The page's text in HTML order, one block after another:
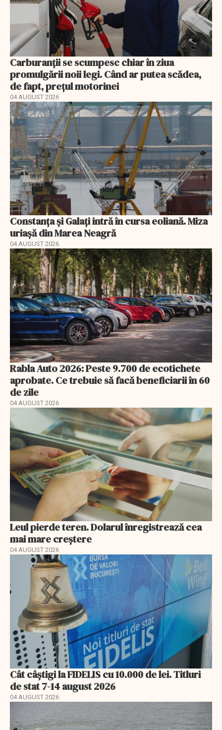
Carburanții se scumpesc chiar în ziua
promulgării noii legi. Când ar putea scădea,
de fapt, prețul motorinei
04 AUGUST 2026
Constanța și Galați intră în cursa eoliană. Miza
uriașă din Marea Neagră
04 AUGUST 2026
Rabla Auto 2026: Peste 9.700 de ecotichete
aprobate. Ce trebuie să facă beneficiarii în 60
de zile
04 AUGUST 2026
Leul pierde teren. Dolarul înregistrează cea
mai mare creștere
04 AUGUST 2026
Cât câștigi la FIDELIS cu 10.000 de lei. Titluri
de stat 7-14 august 2026
04 AUGUST 2026